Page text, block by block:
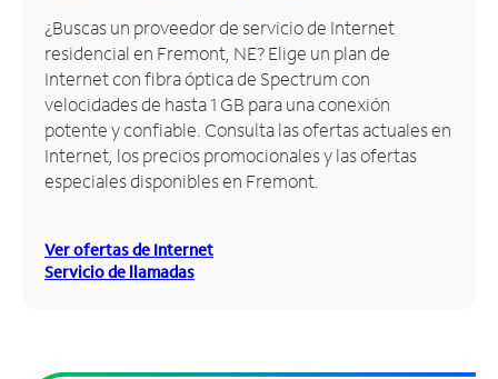
Inglés
Administrar
cuenta
Encuentra
una
tienda
¿Buscas un proveedor de servicio de Internet
residencial en Fremont, NE? Elige un plan de
Internet con fibra óptica de Spectrum con
velocidades de hasta 1 GB para una conexión
potente y confiable. Consulta las ofertas actuales en
Internet, los precios promocionales y las ofertas
especiales disponibles en Fremont.
Ver ofertas de Internet
Servicio de llamadas